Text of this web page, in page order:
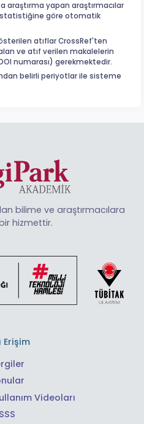
araştırma yapan araştırmacılar
göre otomatik
atıflar CrossRef'ten
ve atıf verilen makalelerin
numarası) gerekmektedir.
belirli periyotlar ile sisteme
bilime ve araştırmacılara
hizmettir.
Erişim
Videoları
SSS